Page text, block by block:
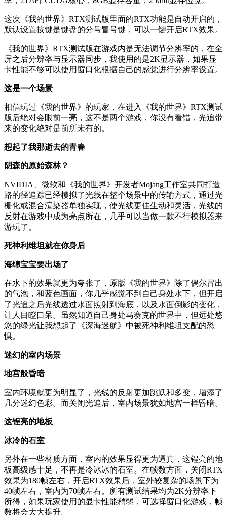
这次《我的世界》RTX测试版里面的RTX功能是自动开启的，
默认设置按键是键盘的分号冒号键，可以一键开启RTX效果。
《我的世界》RTX测试版在游戏内是无法调节分辨率的，在全
屏之后分辨率与显示器同步，我使用的是2K显示器，如果显
卡性能不够可以使用窗口化根据自己的感觉进行分辨率设置。
这是一个场景
相信玩过《我的世界》的玩家，在进入《我的世界》RTX测试
版后绝对会眼前一亮，这不是两个游戏，你没有看错，光追带
来的变化绝对是前所未有的。
想起了我那逝去的青春
阴森的原始森林？
NVIDIA、微软和《我的世界》开发者Mojang工作室共同打造
路的径追踪已经模拟了光线在整个场景中的传输方式，通过光
栅化或混合渲染器单独实现，使光线更佳生动和灵活，光线的
反射在游戏中成为亮点所在，几乎可以当做一款不行模拟器来
游玩了。
死神利维坦就在你身后
海绵宝宝要出场了
在水下的效果就更为夸张了，原版《我的世界》除了偶尔冒出
的气泡，和蓝色画面，你几乎感觉不到自己身处水下，但开启
了光追之后光线透过水面照射到海底，以及水面倒影的变化，
让人目瞪口呆。虽然知道自己身处马赛克的世界中，但远处悠
悠的绿光让我想起了《深海迷航》中被死神利维坦支配的恐
惧。
迷幻的室内场景
地宫般昏暗
室内环境就更为明显了，光线的反射更加跳跃和多变，增添了
几分迷幻色彩。而关闭光追后，室内场景犹如地宫一样昏暗。
这锃亮的地板
冰冷的石室
另外在一些材质方面，室内的效果显得更为逼真，这锃亮的地
板高级感十足，不再是冷冰冰的石室。在帧数方面，关闭RTX
效果为180帧左右，开启RTX效果后，室外较复杂的场景下为
40帧左右，室内为70帧左右。所有测试结果均为2K分辨率下
所得，如果玩家使用的显卡性能稍弱，可选择窗口化游戏，帧
数将会大大提升。